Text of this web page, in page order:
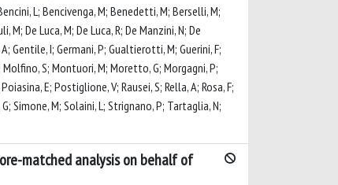
L; Bencivenga, M; Benedetti, M; Berselli, M;
M; De Luca, M; De Luca, R; De Manzini, N; De
A; Gentile, I; Germani, P; Gualtierotti, M; Guerini, F;
Molfino, S; Montuori, M; Moretto, G; Morgagni, P;
E; Postiglione, V; Rausei, S; Rella, A; Rosa, F;
Simone, M; Solaini, L; Strignano, P; Tartaglia, N;
matched analysis on behalf of